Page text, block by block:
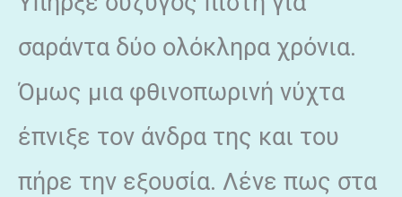
σαράντα δύο ολόκληρα χρόνια.
Όμως μια φθινοπωρινή νύχτα
έπνιξε τον άνδρα της και του
πήρε την εξουσία. Λένε πως στα